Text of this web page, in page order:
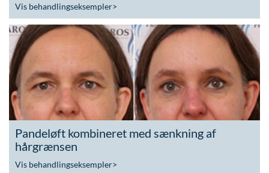
Vis behandlingseksempler>
Pandeløft kombineret med sænkning af
hårgrænsen
Vis behandlingseksempler>